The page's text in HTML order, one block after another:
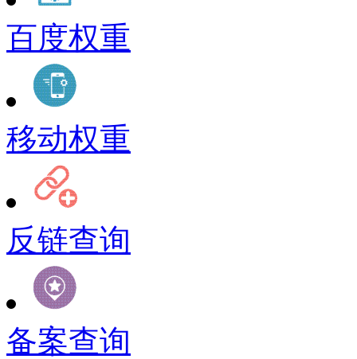
百度权重
移动权重
反链查询
备案查询